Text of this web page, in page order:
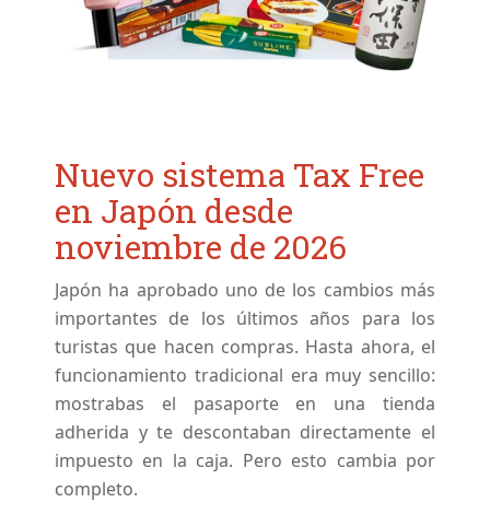
Nuevo sistema Tax Free
en Japón desde
noviembre de 2026
Japón ha aprobado uno de los cambios más
importantes de los últimos años para los
turistas que hacen compras. Hasta ahora, el
funcionamiento tradicional era muy sencillo:
mostrabas el pasaporte en una tienda
adherida y te descontaban directamente el
impuesto en la caja. Pero esto cambia por
completo.